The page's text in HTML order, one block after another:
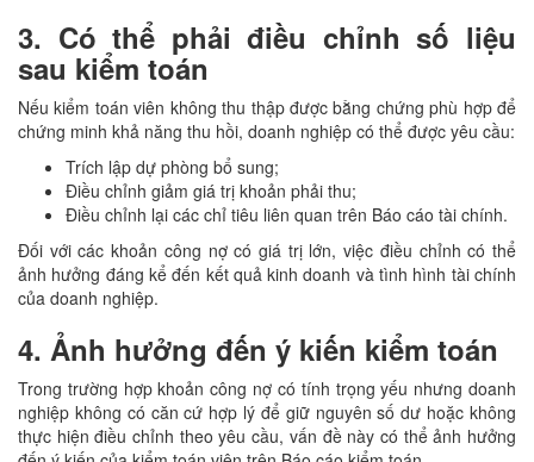
3. Có thể phải điều chỉnh số liệu
sau kiểm toán
Nếu kiểm toán viên không thu thập được bằng chứng phù hợp để
chứng minh khả năng thu hồi, doanh nghiệp có thể được yêu cầu:
Trích lập dự phòng bổ sung;
Điều chỉnh giảm giá trị khoản phải thu;
Điều chỉnh lại các chỉ tiêu liên quan trên Báo cáo tài chính.
Đối với các khoản công nợ có giá trị lớn, việc điều chỉnh có thể
ảnh hưởng đáng kể đến kết quả kinh doanh và tình hình tài chính
của doanh nghiệp.
4. Ảnh hưởng đến ý kiến kiểm toán
Trong trường hợp khoản công nợ có tính trọng yếu nhưng doanh
nghiệp không có căn cứ hợp lý để giữ nguyên số dư hoặc không
thực hiện điều chỉnh theo yêu cầu, vấn đề này có thể ảnh hưởng